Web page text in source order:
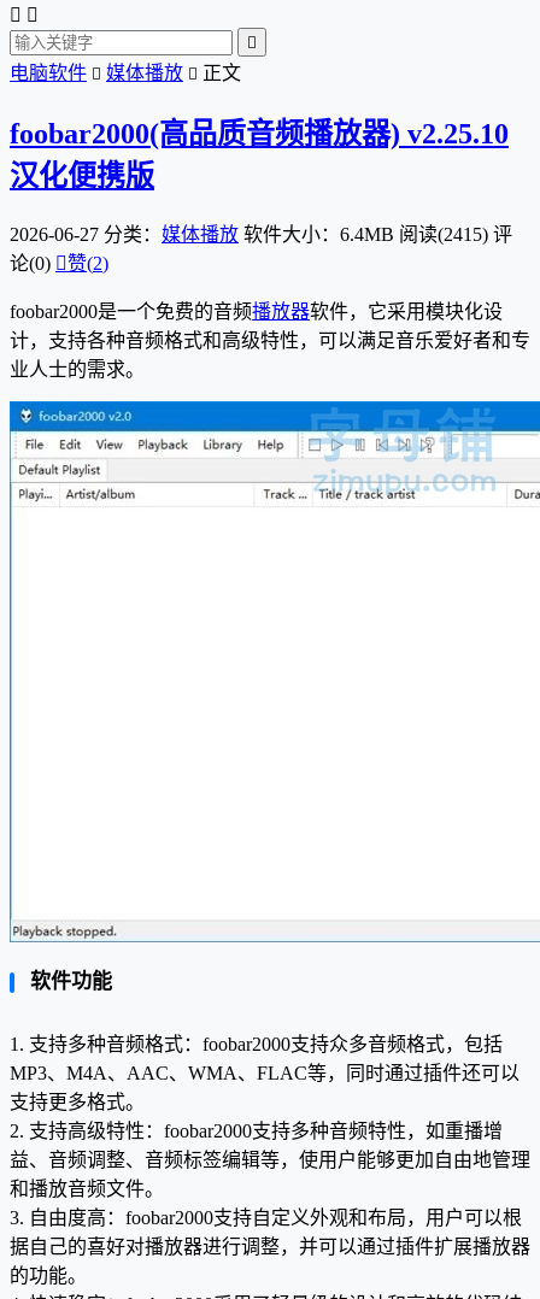
 

电脑软件  媒体播放  正文
foobar2000(高品质音频播放器) v2.25.10
汉化便携版
2026-06-27 分类： 媒体播放 软件大小：6.4MB 阅读(2415) 评
论(0) 赞(2)
foobar2000是一个免费的音频播放器软件，它采用模块化设
计，支持各种音频格式和高级特性，可以满足音乐爱好者和专
业人士的需求。
软件功能
1. 支持多种音频格式：foobar2000支持众多音频格式，包括
MP3、M4A、AAC、WMA、FLAC等，同时通过插件还可以
支持更多格式。
2. 支持高级特性：foobar2000支持多种音频特性，如重播增
益、音频调整、音频标签编辑等，使用户能够更加自由地管理
和播放音频文件。
3. 自由度高：foobar2000支持自定义外观和布局，用户可以根
据自己的喜好对播放器进行调整，并可以通过插件扩展播放器
的功能。